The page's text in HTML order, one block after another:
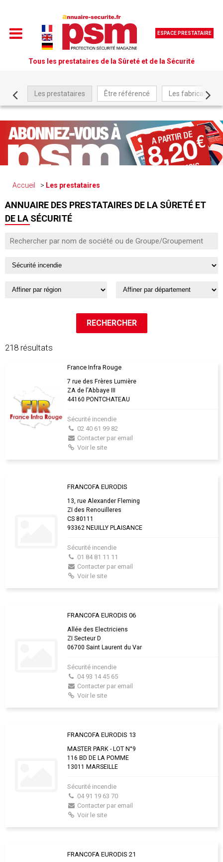
ESPACE PRESTATAIRE
Tous les prestataires de la Sûreté et de la Sécurité
Les prestataires Être référencé Les fabricants
Accueil Les prestataires
ANNUAIRE DES PRESTATAIRES DE LA SÛRETÉ ET
DE LA SÉCURITÉ
218 résultats
France Infra Rouge
7 rue des Frères Lumière
ZA de l'Abbaye III
44160 PONTCHATEAU
Sécurité incendie
02 40 61 99 82
Contacter par email
Voir le site
FRANCOFA EURODIS
13, rue Alexander Fleming
ZI des Renouilleres
CS 80111
93362 NEUILLY PLAISANCE
Sécurité incendie
01 84 81 11 11
Contacter par email
Voir le site
FRANCOFA EURODIS 06
Allée des Electriciens
ZI Secteur D
06700 Saint Laurent du Var
Sécurité incendie
04 93 14 45 65
Contacter par email
Voir le site
FRANCOFA EURODIS 13
MASTER PARK - LOT N°9
116 BD DE LA POMME
13011 MARSEILLE
Sécurité incendie
04 91 19 63 70
Contacter par email
Voir le site
FRANCOFA EURODIS 21